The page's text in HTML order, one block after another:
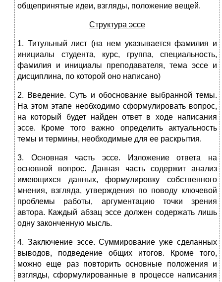
общепринятые идеи, взгляды, положение вещей.
Структура эссе
1. Титульный лист (на нем указывается фамилия и
инициалы студента, курс, группа, специальность,
фамилия и инициалы преподавателя, тема эссе и
дисциплина, по которой оно написано)
2. Введение. Суть и обоснование выбранной темы.
На этом этапе необходимо сформулировать вопрос,
на который будет найден ответ в ходе написания
эссе. Кроме того важно определить актуальность
темы и термины, необходимые для ее раскрытия.
3. Основная часть эссе. Изложение ответа на
основной вопрос. Данная часть содержит анализ
имеющихся данных, формулировку собственного
мнения, взгляда, утверждения по поводу ключевой
проблемы работы, аргументацию точки зрения
автора. Каждый абзац эссе должен содержать лишь
одну законченную мысль.
4. Заключение эссе. Суммирование уже сделанных
выводов, подведение общих итогов. Кроме того,
можно еще раз повторить основные положения и
взгляды, сформулированные в процессе написания